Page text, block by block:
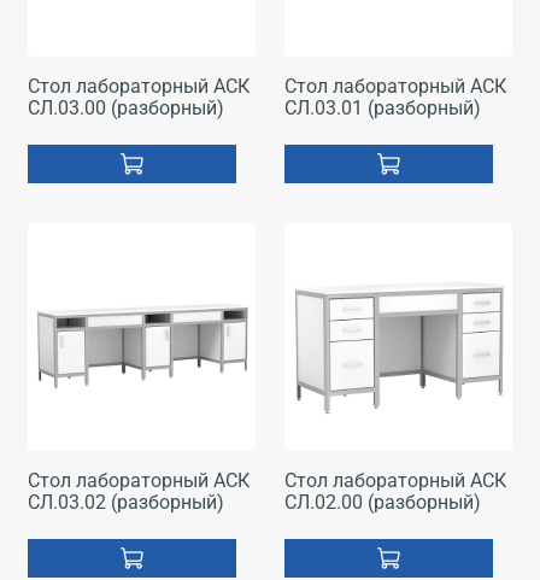
Стол лабораторный АСК
СЛ.03.00 (разборный)
Стол лабораторный АСК
СЛ.03.01 (разборный)
Стол лабораторный АСК
СЛ.03.02 (разборный)
Стол лабораторный АСК
СЛ.02.00 (разборный)